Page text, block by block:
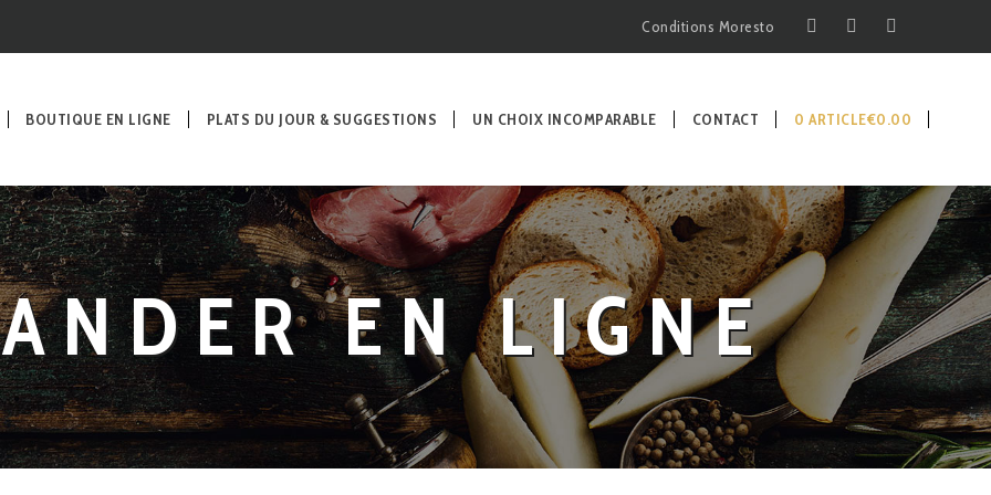
Conditions Moresto
BOUTIQUE EN LIGNE PLATS DU JOUR & SUGGESTIONS UN CHOIX INCOMPARABLE CONTACT 0 ARTICLE€0.00
EN LIGNE